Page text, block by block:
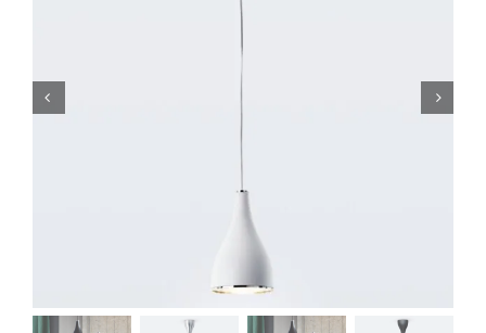
Lichtplanung